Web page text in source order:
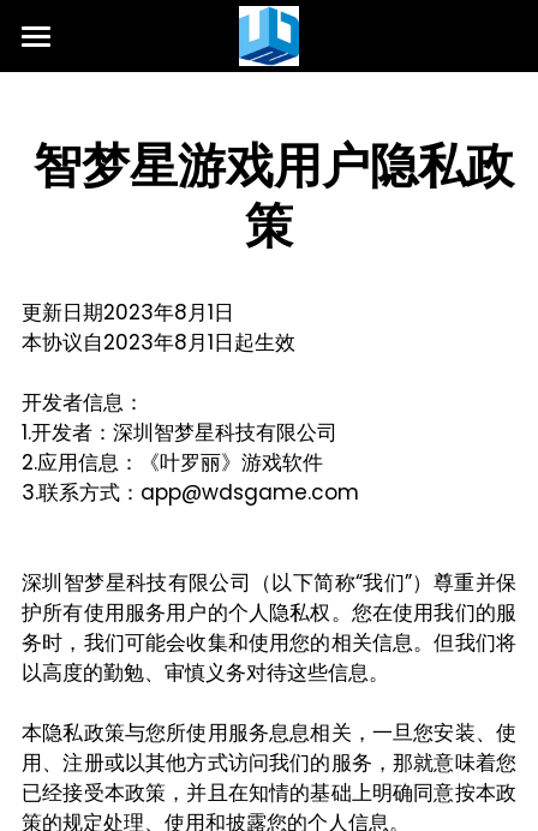
HOME
Privacy
用户协议
智梦星游戏用户隐私政
策
更新日期2023年8月1日
本协议自2023年8月1日起生效
开发者信息：
1.开发者：深圳智梦星科技有限公司
2.应用信息：《叶罗丽》游戏软件
3.联系方式：app@wdsgame.com
深圳智梦星科技有限公司（以下简称“我们”）尊重并保
护所有使用服务用户的个人隐私权。您在使用我们的服
务时，我们可能会收集和使用您的相关信息。但我们将
以高度的勤勉、审慎义务对待这些信息。
本隐私政策与您所使用服务息息相关，一旦您安装、使
用、注册或以其他方式访问我们的服务，那就意味着您
已经接受本政策，并且在知情的基础上明确同意按本政
策的规定处理、使用和披露您的个人信息。